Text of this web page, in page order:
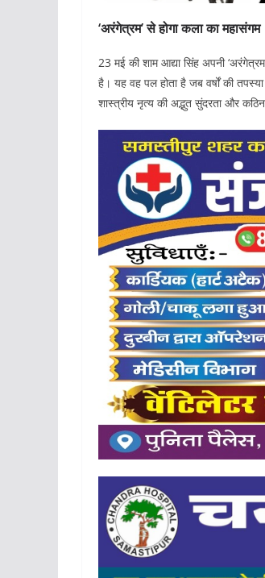
‘अरंगेत्रम’ से होगा कला का महासंगम
23 मई की शाम आद्या सिंह अपनी
है। यह वह पल होता है जब वर्षों की
शास्त्रीय नृत्य की अद्भुत सुंदरता और